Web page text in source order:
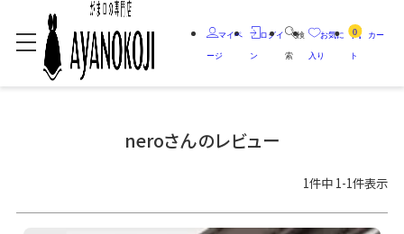
マイペ
ージ
ログイ
ン
検
索
お気に
入り
0 カー
ト
neroさんのレビュー
1件中 1-1件表示